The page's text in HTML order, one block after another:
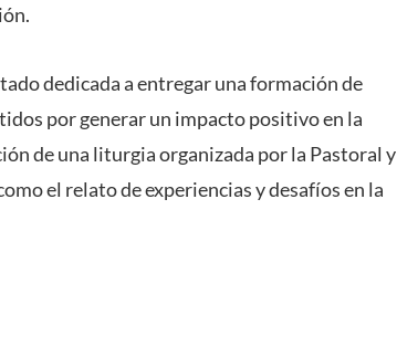
dedicada a entregar una formación de
por generar un impacto positivo en la
de una liturgia organizada por la Pastoral y
el relato de experiencias y desafíos en la